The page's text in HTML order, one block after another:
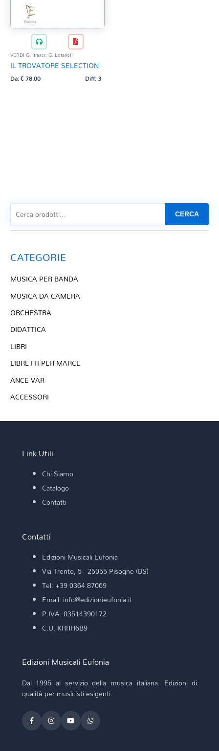
VERDI G. (trascr. G. Lotario))
IL TROVATORE SELECTION
Da:€78,00 Diff: 3
CERCA
CATEGORIE
MUSICA PER BANDA
MUSICA DA CAMERA
ORCHESTRA
DIDATTICA
LIBRI
LIBRETTI PER MARCE
ANCE VAR
ACCESSORI
Link Utili
Chi Siamo
Catalogo
Contatti
Contatti
Edizioni Musicali Eufonia
Via Trento, 5 - 25055 Pisogne (BS)
Tel: +39 0364 87069
Email: info@edizionieufonia.it
P.IVA: 03514390172
C.U. KRRH6B9
Edizioni Musicali Eufonia
Dal 1995 al servizio della musica italiana. Edizioni di
qualità per musicisti esigenti.